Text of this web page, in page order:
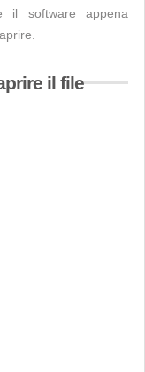
il software appena
il file